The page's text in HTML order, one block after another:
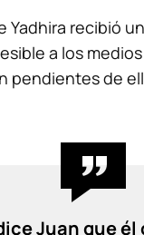
Yadhira recibió
a los
pendientes de
Juan que